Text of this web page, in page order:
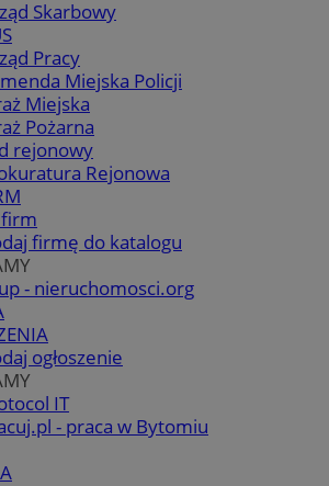
Skarbowy
Pracy
Miejska Policji
Miejska
Pożarna
rejonowy
Rejonowa
firmę do katalogu
- nieruchomosci.org
ogłoszenie
IT
- praca w Bytomiu